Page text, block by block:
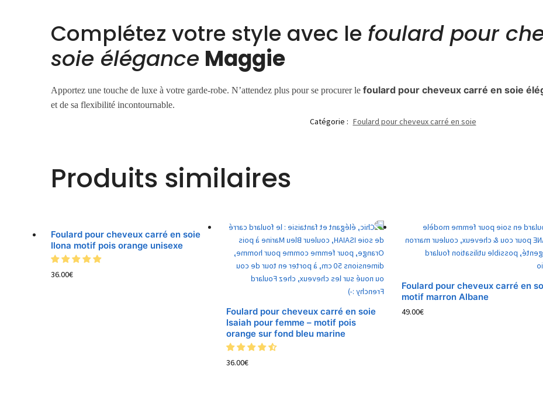
Complétez votre style avec le foulard pour
soie élégance Maggie
Apportez une touche de luxe à votre garde-robe. N’attendez plus pour se procurer lefoulard pour cheveux carré en soie
et de sa flexibilité incontournable.
Catégorie : Foulard pour cheveux carré en soie
Produits similaires
Foulard pour cheveux carré en soie
Ilona motif pois orange unisexe
36.00€
Foulard pour cheveux carré en soie
Isaiah pour femme – motif pois
orange sur fond bleu marine
36.00€
Foulard pour cheveux carré en
motif marron Albane
49.00€